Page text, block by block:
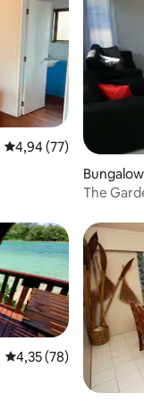
Gemiddelde
4,94 (77)
The
Gemiddelde
4,35 (78)